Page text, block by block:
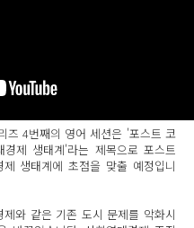
즈 4번째의 영어 세션은 '포스트 코
제 생태계'라는 제목으로 포스트
생태계에 초점을 맞출 예정입니
와 같은 기존 도시 문제를 악화시